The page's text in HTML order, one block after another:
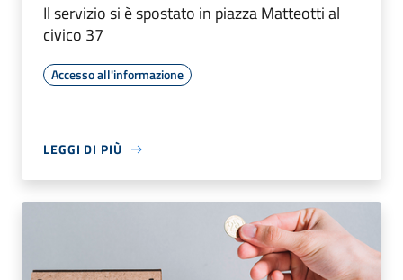
Il servizio si è spostato in piazza Matteotti al
civico 37
Accesso all'informazione
LEGGI DI PIÙ